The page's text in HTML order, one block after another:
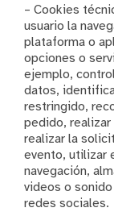
– Cookies
usuario la
plataforma o
opciones o
ejemplo,
datos,
restringido,
pedido,
realizar la
evento, utilizar
navegación,
videos o
redes sociales.